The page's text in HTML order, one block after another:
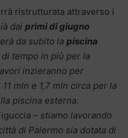
ristrutturata attraverso i
dai primi di giugno
da subito la piscina
di tempo in più per la
inzieranno per
mln e 1,7 mln circa per la
piscina esterna.
– stiamo lavorando
di Palermo sia dotata di